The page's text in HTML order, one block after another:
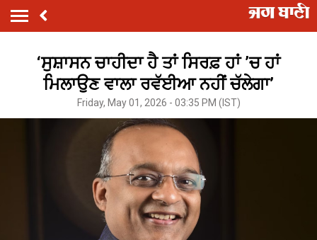
‘ਸੁਸ਼ਾਸਨ ਚਾਹੀਦਾ ਹੈ ਤਾਂ ਸਿਰਫ਼ ਹਾਂ ’ਚ ਹਾਂ
ਮਿਲਾਉਣ ਵਾਲਾ ਰਵੱਈਆ ਨਹੀਂ ਚੱਲੇਗਾ’
Friday, May 01, 2026 - 03:35 PM (IST)